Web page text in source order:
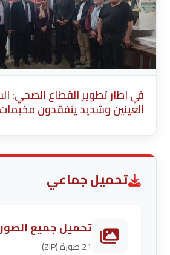
في اطار تطوير القطاع الصحي:
العينين وشديد يتفقدون
summary displayed in news
characters) Generate Arabic
تحميل جماعي
تحميل جميع الصور
21 صورة (ZIP)